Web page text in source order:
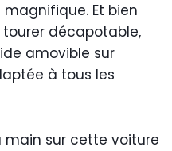
Et bien
décapotable,
amovible sur
à tous les
main sur cette voiture